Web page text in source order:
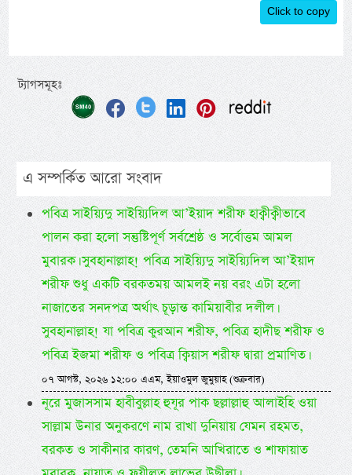
Click to copy
ট্যাগসমূহঃ
এ সম্পর্কিত আরো সংবাদ
পবিত্র সাইয়্যিদু সাইয়্যিদিল আ’ইয়াদ শরীফ হাক্বীক্বীভাবে
পালন করা হলো সন্তুষ্টিপূর্ণ সর্বশ্রেষ্ঠ ও সর্বোত্তম আমল
মুবারক। সুবহানাল্লাহ! পবিত্র সাইয়্যিদু সাইয়্যিদিল আ’ইয়াদ
শরীফ শুধু একটি বরকতময় আমলই নয় বরং এটা হলো
নাজাতের সনদপত্র অর্থাৎ চূড়ান্ত কামিয়াবীর দলীল।
সুবহানাল্লাহ! যা পবিত্র কুরআন শরীফ, পবিত্র হাদীছ শরীফ ও
পবিত্র ইজমা শরীফ ও পবিত্র ক্বিয়াস শরীফ দ্বারা প্রমাণিত।
০৭ আগস্ট, ২০২৬ ১২:০০ এএম, ইয়াওমুল জুমুয়াহ (শুক্রবার)
নূরে মুজাসসাম হাবীবুল্লাহ হুযূর পাক ছল্লাল্লাহু আলাইহি ওয়া
সাল্লাম উনার অনুকরণে নাম রাখা দুনিয়ায় যেমন রহমত,
বরকত ও সাকীনার কারণ, তেমনি আখিরাতে ও শাফায়াত